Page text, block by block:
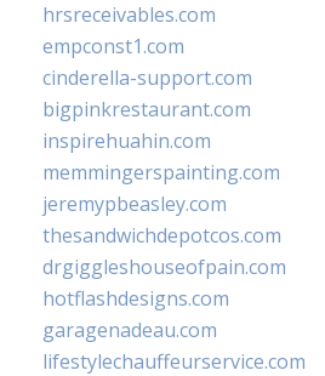
hrsreceivables.com
empconst1.com
cinderella-support.com
bigpinkrestaurant.com
inspirehuahin.com
memmingerspainting.com
jeremypbeasley.com
thesandwichdepotcos.com
drgiggleshouseofpain.com
hotflashdesigns.com
garagenadeau.com
lifestylechauffeurservice.com